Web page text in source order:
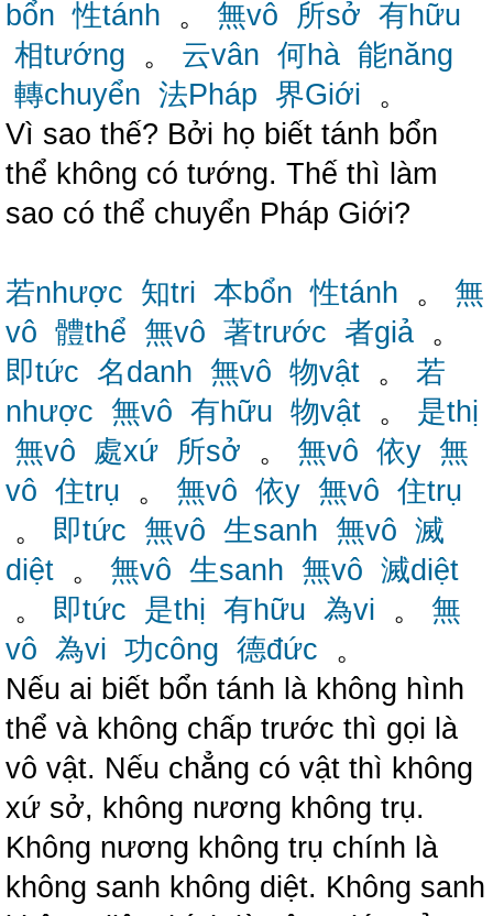
bổn 性tánh 。 無vô 所sở 有hữu
相tướng 。 云vân 何hà 能năng
轉chuyển 法Pháp 界Giới 。
Vì sao thế? Bởi họ biết tánh bổn
thể không có tướng. Thế thì làm
sao có thể chuyển Pháp Giới?
若nhược 知tri 本bổn 性tánh 。 無
vô 體thể 無vô 著trước 者giả 。
即tức 名danh 無vô 物vật 。 若
nhược 無vô 有hữu 物vật 。 是thị
無vô
處xứ 所sở 。 無vô 依y 無
vô 住trụ 。 無vô 依y 無vô 住trụ
。 即tức 無vô 生sanh 無vô 滅
diệt 。 無vô 生sanh 無vô 滅diệt
。 即tức 是thị 有hữu 為vi 。 無
vô 為vi 功công 德đức 。
Nếu ai biết bổn tánh là không hình
thể và không chấp trước thì gọi là
vô vật. Nếu chẳng có vật thì không
xứ sở, không nương không trụ.
Không nương không trụ chính là
không sanh không diệt. Không sanh